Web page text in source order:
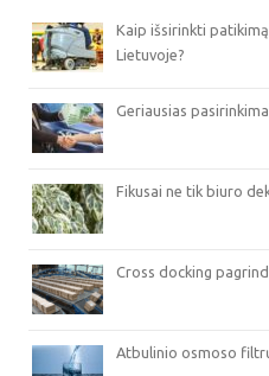
Kaip išsirinkti
Lietuvoje?
Geriausias
Fikusai ne tik biuro
Cross docking
Atbulinio osmoso